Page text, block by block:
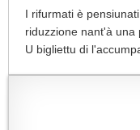
I rifurmati è
riduzzione nant'à una
U bigliettu di